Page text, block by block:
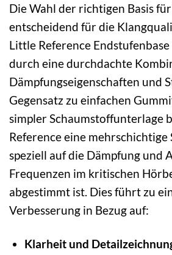
Die Wahl der richtigen Basis
entscheidend für die
Little Reference
durch eine durchdachte
Dämpfungseigenschaften und
Gegensatz zu einfachen
simpler Schaumstoffunterlage
Reference eine
speziell auf die Dämpfung und
Frequenzen im kritischen
abgestimmt ist. Dies führt zu
Verbesserung in Bezug auf:
Klarheit und